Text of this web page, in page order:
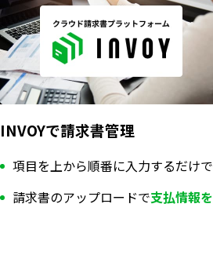
INVOYで請求書管理
項目を上から順番に入力するだけで
請求書のアップロードで支払情報を